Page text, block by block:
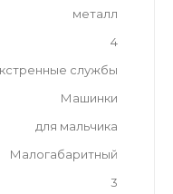
металл
4
службы
Машинки
для мальчика
Малогабаритный
3